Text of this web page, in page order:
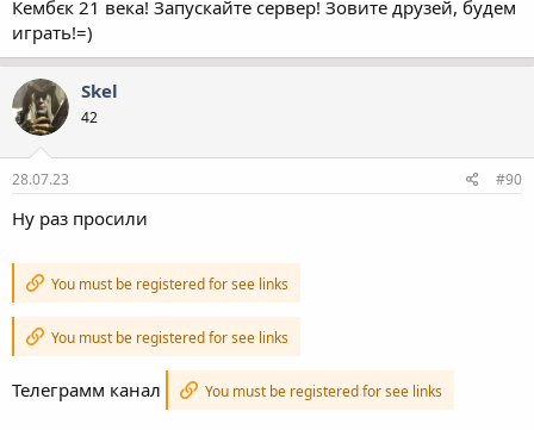
Кембєк 21 века! Запускайте сервер! Зовите друзей, будем
играть!=)
Skel
42
28.07.23 #90
Ну раз просили
You must be registered for see links
You must be registered for see links
Телеграмм канал You must be registered for see links